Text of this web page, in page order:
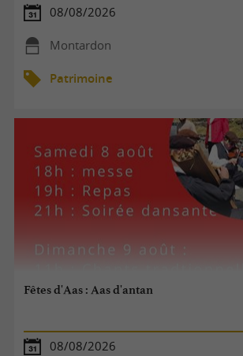
08/08/2026
Montardon
Patrimoine
Fêtes d'Aas : Aas d'antan
08/08/2026